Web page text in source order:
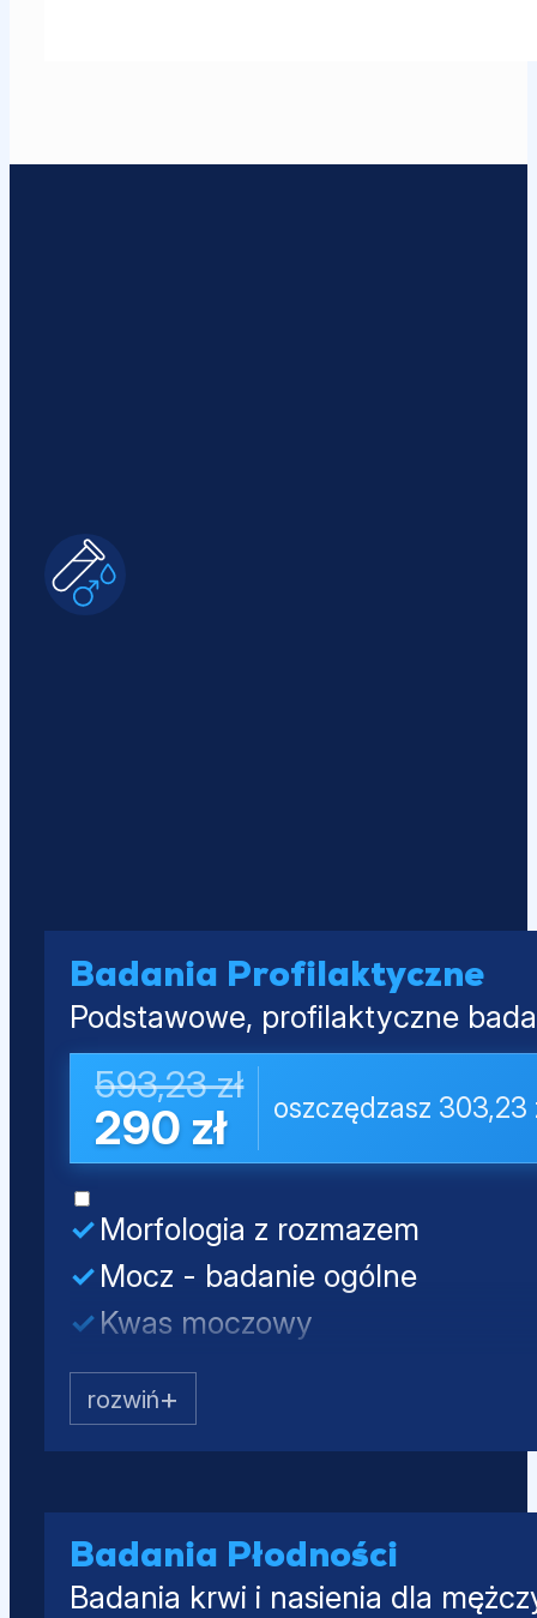
Badania Profilaktyczne
Podstawowe, profilaktyczne
593,23 zł
290 zł oszczędzasz 303,23
Morfologia z rozmazem
Mocz - badanie ogólne
Kwas moczowy
Kreatynina
Mocznik
Testosteron całkowity
SHBG
Albumina
PSA całkowity
Badania Płodności
Badania krwi i nasienia dla